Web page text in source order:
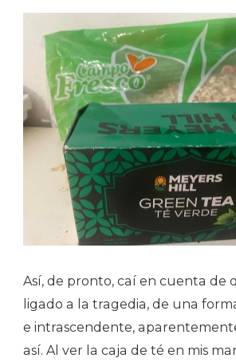
Así, de pronto, caí en cuenta de
ligado a la tragedia, de una
e intrascendente,
así. Al ver la caja de té en mis